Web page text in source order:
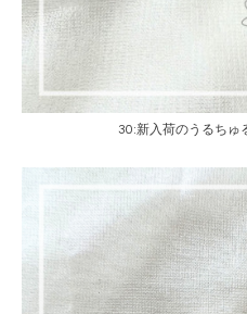
30:新入荷のうるちゅ